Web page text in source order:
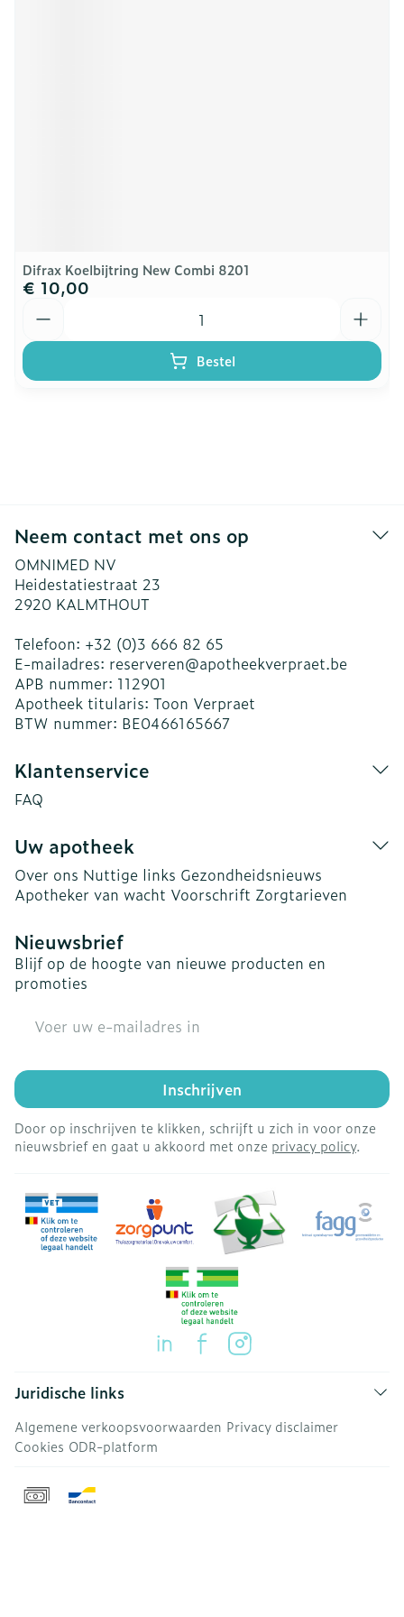
Difrax Koelbijtring New Combi 8201
€ 10,00
Bestel
Neem contact met ons op
OMNIMED NV
Heidestatiestraat 23
2920 KALMTHOUT
Telefoon: +32 (0)3 666 82 65
E-mailadres: reserveren@apotheekverpraet.be
APB nummer: 112901
Apotheek titularis: Toon Verpraet
BTW nummer: BE0466165667
Klantenservice
FAQ
Uw apotheek
Over ons Nuttige links Gezondheidsnieuws
Apotheker van wacht Voorschrift Zorgtarieven
Nieuwsbrief
Blijf op de hoogte van nieuwe producten en
promoties
Inschrijven
Door op inschrijven te klikken, schrijft u zich in voor onze
nieuwsbrief en gaat u akkoord met onze privacy policy.
Juridische links
Algemene verkoopsvoorwaarden Privacy disclaimer
Cookies ODR-platform